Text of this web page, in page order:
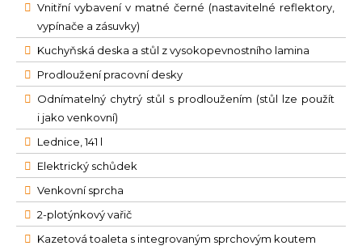
Vnitřní vybavení v matné černé (nastavitelné reflektory,
vypínače a zásuvky)
Kuchyňská deska a stůl z vysokopevnostního lamina
Prodloužení pracovní desky
Odnímatelný chytrý stůl s prodloužením (stůl lze použít
i jako venkovní)
Lednice, 141 l
Elektrický schůdek
Venkovní sprcha
2-plotýnkový vařič
Kazetová toaleta s integrovaným sprchovým koutem